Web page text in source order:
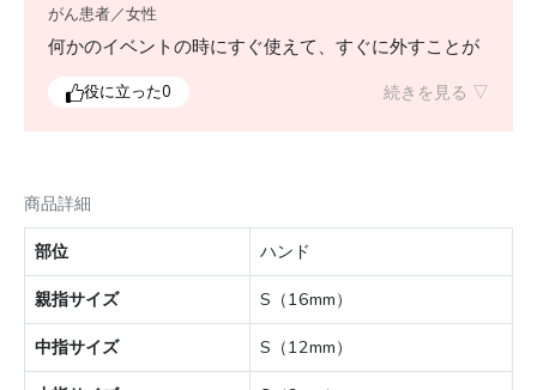
がん患者／女性
何かのイベントの時にすぐ使えて、すぐに外すことが
あって見ているだけでも楽しかったです。
役に立った0 続きを見る ▽
商品詳細
部位
ハンド
親指サイズ
S（16mm）
中指サイズ
S（12mm）